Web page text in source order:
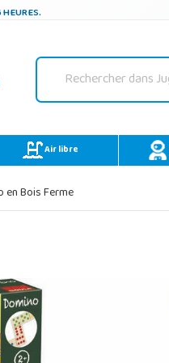
Air libre
en Bois Ferme